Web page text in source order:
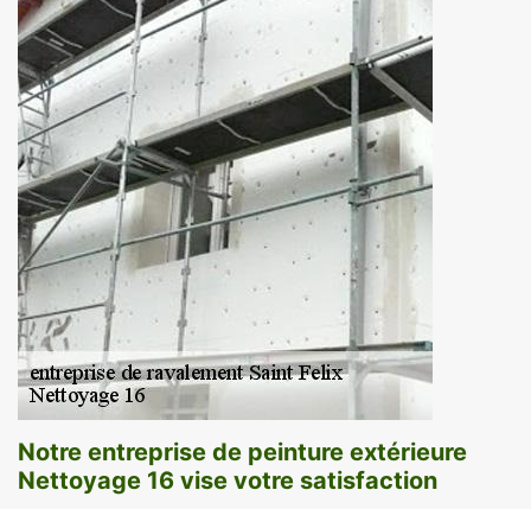
Notre entreprise de peinture extérieure
Nettoyage 16 vise votre satisfaction